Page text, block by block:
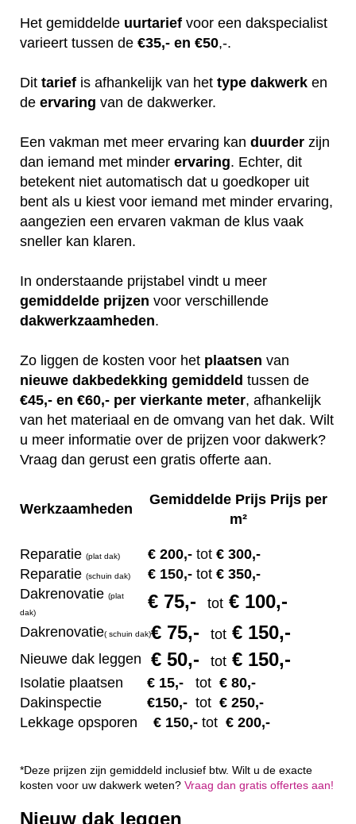
Het gemiddelde uurtarief voor een dakspecialist
varieert tussen de €35,- en €50,-.
Dit tarief is afhankelijk van het type dakwerk en
de ervaring van de dakwerker.
Een vakman met meer ervaring kan duurder zijn
dan iemand met minder ervaring. Echter, dit
betekent niet automatisch dat u goedkoper uit
bent als u kiest voor iemand met minder ervaring,
aangezien een ervaren vakman de klus vaak
sneller kan klaren.
In onderstaande prijstabel vindt u meer
gemiddelde prijzen voor verschillende
dakwerkzaamheden.
Zo liggen de kosten voor het plaatsen van
nieuwe dakbedekking gemiddeld tussen de
€45,- en €60,- per vierkante meter, afhankelijk
van het materiaal en de omvang van het dak. Wilt
u meer informatie over de prijzen voor dakwerk?
Vraag dan gerust een gratis offerte aan.
Werkzaamheden
Gemiddelde Prijs Prijs per
m²
Reparatie (plat dak) € 200,- tot € 300,-
Reparatie (schuin dak) € 150,- tot € 350,-
Dakrenovatie (plat
dak)
€ 75,- tot € 100,-
Dakrenovatie( schuin dak)€ 75,- tot € 150,-
Nieuwe dak leggen € 50,- tot € 150,-
Isolatie plaatsen € 15,- tot € 80,-
Dakinspectie
€150,- tot € 250,-
Lekkage opsporen € 150,- tot € 200,-
*Deze prijzen zijn gemiddeld inclusief btw. Wilt u de exacte
kosten voor uw dakwerk weten? Vraag dan gratis offertes aan!
Nieuw dak leggen